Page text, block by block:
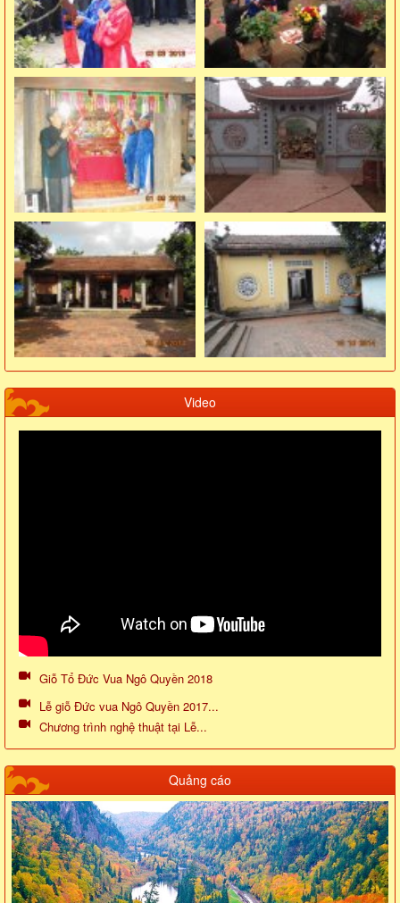
Video
Giỗ Tổ Đức Vua Ngô Quyền 2018
Lễ giỗ Đức vua Ngô Quyền 2017...
Chương trình nghệ thuật tại Lễ...
Quảng cáo